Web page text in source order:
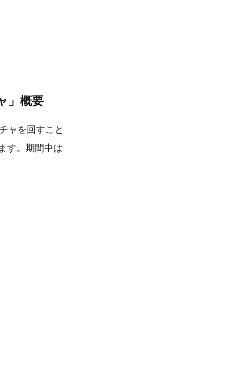
」概要
ャを回すこと
す。期間中は